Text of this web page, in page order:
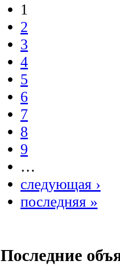
1
2
3
4
5
6
7
8
9
…
следующая ›
последняя »
Последние